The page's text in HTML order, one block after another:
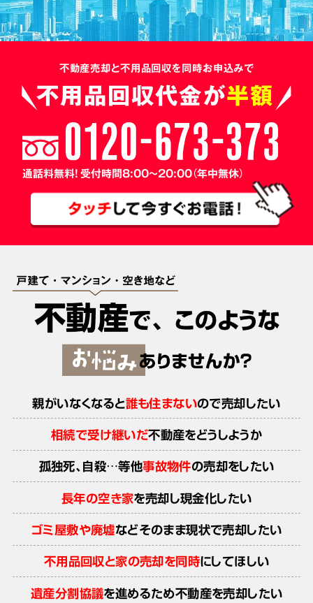
不動産売却と不用品回収を同時お申込みで
不用品回収代金が半額
通話料無料! 受付時間8:00～20:00（年中無休）
親がいなくなると誰も住まないので売却したい
相続で受け継いだ不動産をどうしようか
孤独死、自殺…等他事故物件の売却をしたい
長年の空き家を売却し現金化したい
ゴミ屋敷や廃墟などそのまま現状で売却したい
不用品回収と家の売却を同時にしてほしい
遺産分割協議を進めるため不動産を売却したい